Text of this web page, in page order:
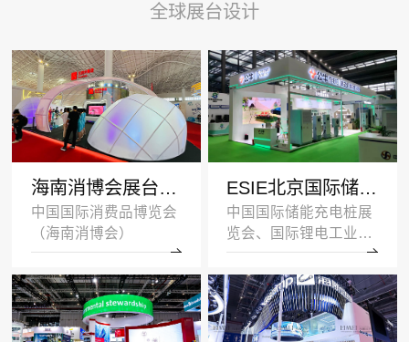
全球展台设计
海南消博会展台设计搭建案例-王府井集团-深圳展示设计公司
中国国际消费品博览会
（海南消博会）
ESIE北京国际储能展览会展台设计搭建案例-公牛集团
中国国际储能充电桩展
览会、国际锂电工业展
览会